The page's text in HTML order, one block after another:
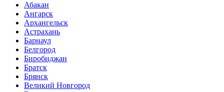
Абакан
Ангарск
Архангельск
Астрахань
Барнаул
Белгород
Биробиджан
Братск
Брянск
Великий Новгород